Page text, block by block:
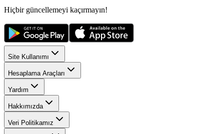
Hiçbir güncellemeyi kaçırmayın!
Site Kullanımı
Hesaplama Araçları
Yardım
Hakkımızda
Veri Politikamız